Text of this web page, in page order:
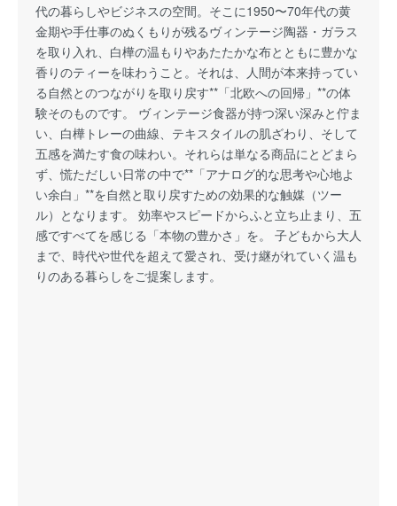
代の暮らしやビジネスの空間。そこに1950〜70年代の黄
金期や手仕事のぬくもりが残るヴィンテージ陶器・ガラス
を取り入れ、白樺の温もりやあたたかな布とともに豊かな
香りのティーを味わうこと。それは、人間が本来持ってい
る自然とのつながりを取り戻す**「北欧への回帰」**の体
験そのものです。 ヴィンテージ食器が持つ深い深みと佇ま
い、白樺トレーの曲線、テキスタイルの肌ざわり、そして
五感を満たす食の味わい。それらは単なる商品にとどまら
ず、慌ただしい日常の中で**「アナログ的な思考や心地よ
い余白」**を自然と取り戻すための効果的な触媒（ツー
ル）となります。 効率やスピードからふと立ち止まり、五
感ですべてを感じる「本物の豊かさ」を。 子どもから大人
まで、時代や世代を超えて愛され、受け継がれていく温も
りのある暮らしをご提案します。